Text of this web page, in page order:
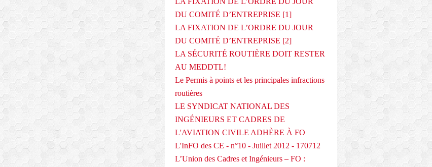
DU COMITÉ D’ENTREPRISE [1]
LA FIXATION DE L’ORDRE DU JOUR
DU COMITÉ D’ENTREPRISE [2]
LA SÉCURITÉ ROUTIÈRE DOIT RESTER
AU MEDDTL!
Le Permis à points et les principales infractions
routières
LE SYNDICAT NATIONAL DES
INGÉNIEURS ET CADRES DE
L'AVIATION CIVILE ADHÈRE À FO
L'InFO des CE - n°10 - Juillet 2012 - 170712
L’Union des Cadres et Ingénieurs – FO :